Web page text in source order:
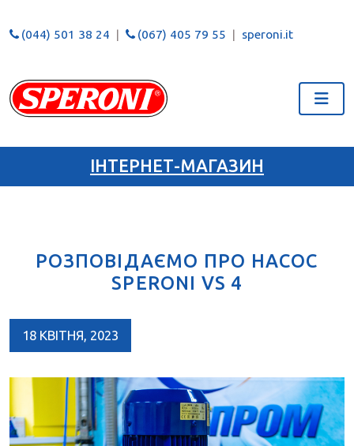
(044) 501 38 24 (067) 405 79 55 speroni.it
ІНТЕРНЕТ-МАГАЗИН
РОЗПОВІДАЄМО ПРО НАСОС
SPERONI VS 4
18 КВІТНЯ, 2023